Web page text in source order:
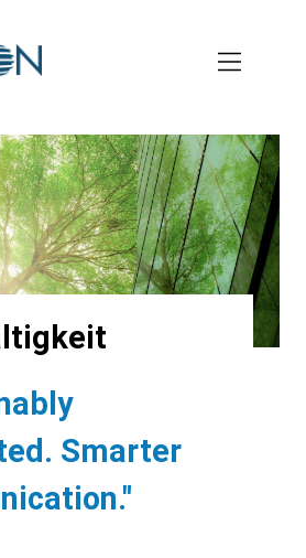
Smarter